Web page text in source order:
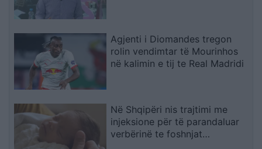
Agjenti i Diomandes tregon
rolin vendimtar të Mourinhos
në kalimin e tij te Real Madridi
Në Shqipëri nis trajtimi me
injeksione për të parandaluar
verbërinë te foshnjat